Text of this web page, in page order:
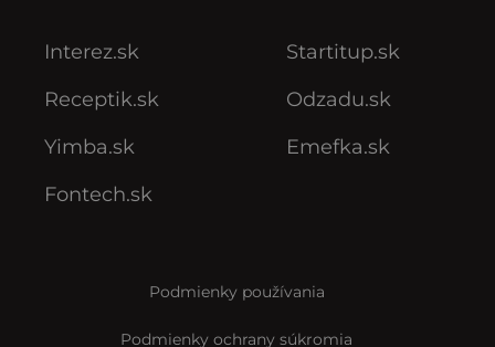
Interez.sk
Receptik.sk
Yimba.sk
Fontech.sk
Startitup.sk
Odzadu.sk
Emefka.sk
Podmienky používania
Podmienky ochrany súkromia